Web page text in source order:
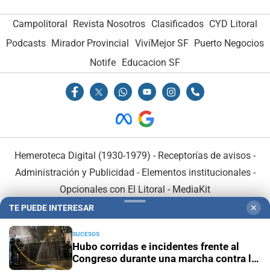
Campolitoral Revista Nosotros Clasificados CYD Litoral
Podcasts Mirador Provincial VivíMejor SF Puerto Negocios
Notife Educacion SF
Hemeroteca Digital (1930-1979) - Receptorías de avisos -
Administración y Publicidad - Elementos institucionales-
Opcionales con El Litoral - MediaKit
TE PUEDE INTERESAR ✕
SUCESOS
Hubo corridas e incidentes frente al
Congreso durante una marcha contra la